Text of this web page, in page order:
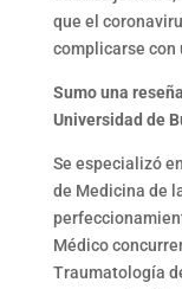
que el
complicarse
Sumo una
Universidad de
Se especializó
de Medicina de
Médico
Traumatología